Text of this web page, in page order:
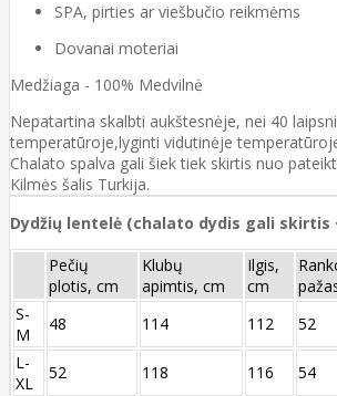
SPA, pirties ar viešbučio reikmėms
Dovanai moteriai
Medžiaga - 100% Medvilnė
Nepatartina skalbti aukštesnėje, nei 40
temperatūroje,lyginti vidutinėje
Chalato spalva gali šiek tiek skirtis nuo
Kilmės šalis Turkija.
Dydžių lentelė (chalato dydis gali skirtis
Pečių
plotis, cm
Klubų
apimtis, cm
Ilgis,
cm
S-
M
48 114 112
52
L-
XL
52 118 116
54